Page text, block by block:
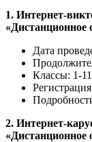
1. Интернет-
«Дистанционное
Дата
Классы: 1-11
2. Интернет-
«Дистанционное